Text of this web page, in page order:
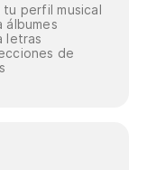
tu perfil musical
álbumes
letras
de